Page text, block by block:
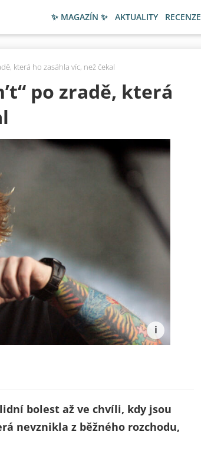
✨ MAGAZÍN ✨ AKTUALITY RECENZE
která ho zasáhla víc, než čekal
po zradě, která
bolest až ve chvíli, kdy jsou
nevznikla z běžného rozchodu,